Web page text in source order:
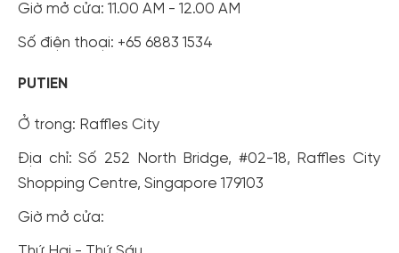
Giờ mở cửa: 11.00 AM - 12.00 AM
Số điện thoại: +65 6883 1534
PUTIEN
Ở trong: Raffles City
Địa chỉ: Số 252 North Bridge, #02-18, Raffles City
Shopping Centre, Singapore 179103
Giờ mở cửa:
Tạo tài khoản nhanh - nhận nhiều ưu
dành cho thành viên đến từ các đối tác của Gody.vn dành